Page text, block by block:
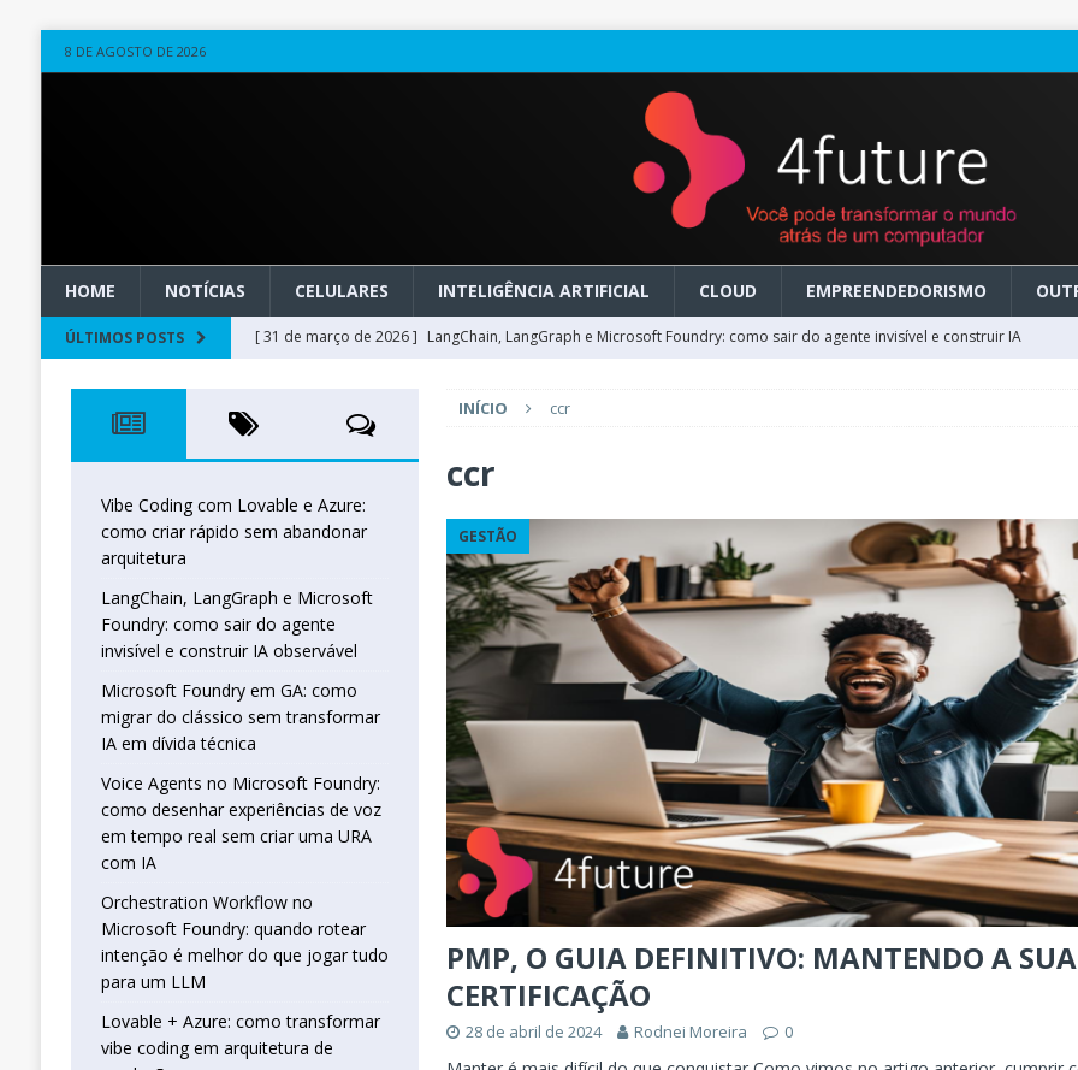
8 DE AGOSTO DE 2026
HOME NOTÍCIAS CELULARES INTELIGÊNCIA ARTIFICIAL CLOUD EMPREENDEDORISMO
ÚLTIMOS POSTS [ 31 de março de 2026 ] LangChain, LangGraph e Microsoft Foundry: como sair do agente invisível e construir IA
[ 20 de março de 2026 ]
Microsoft Foundry em GA: como migrar do clássico sem transformar IA em dívida
técnica
INTELIGÊNCIA ARTIFICIAL
[ 27 de fevereiro de 2026 ]
real sem criar uma URA com IA
INTELIGÊNCIA ARTIFICIAL
Orchestration Workflow no Microsoft Foundry: quando rotear intenção é melhor do
que jogar tudo para um LLM
INTELIGÊNCIA ARTIFICIAL
[ 25 de abril de 2026 ]
Vibe Coding com Lovable e Azure: como criar rápido sem abandonar arquitetura
INÍCIO ccr
ccr
GESTÃO
PMP, O GUIA DEFINITIVO: MANTENDO A SUA
CERTIFICAÇÃO
28 de abril de 2024 Rodnei Moreira 0
Vibe Coding com Lovable e Azure:
como criar rápido sem abandonar
arquitetura
LangChain, LangGraph e Microsoft
Foundry: como sair do agente
invisível e construir IA observável
Microsoft Foundry em GA: como
migrar do clássico sem transformar
IA em dívida técnica
Voice Agents no Microsoft Foundry:
como desenhar experiências de voz
em tempo real sem criar uma URA
com IA
Orchestration Workflow no
Microsoft Foundry: quando rotear
intenção é melhor do que jogar tudo
para um LLM
Lovable + Azure: como transformar
vibe coding em arquitetura de